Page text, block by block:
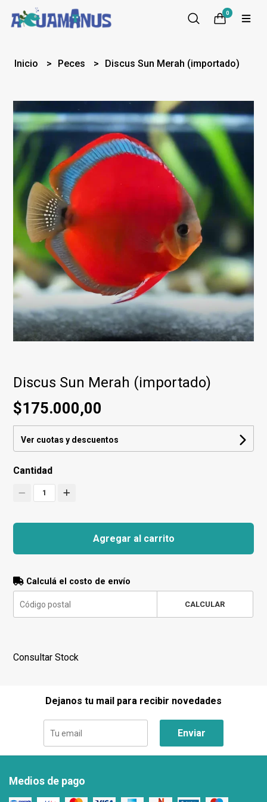
0
Inicio Peces Discus Sun Merah (importado)
Discus Sun Merah (importado)
$175.000,00
Ver cuotas y descuentos
Cantidad
1
Agregar al carrito
Calculá el costo de envío
CALCULAR
Consultar Stock
Dejanos tu mail para recibir novedades
Enviar
Medios de pago